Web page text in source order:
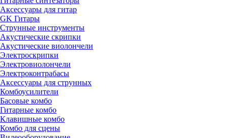
Аксессуары для гитар
GK Гитары
Струнные инструменты
Акустические скрипки
Акустические виолончели
Электроскрипки
Электровиолончели
Электроконтрабасы
Аксессуары для струнных
Комбоусилители
Басовые комбо
Гитарные комбо
Клавишные комбо
Комбо для сцены